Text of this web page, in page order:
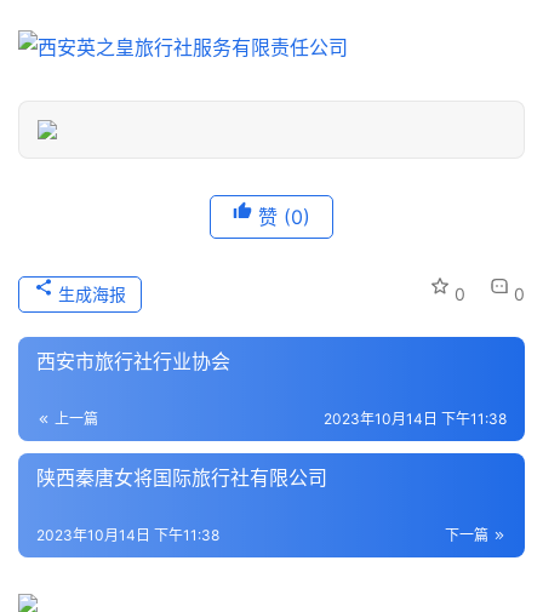
旅
信
息
化
导
之
家
地
活
登录 注册
赞 (0)
0 0
生成海报
西安市旅行社行业协会
上一篇 2023年10月14日 下午11:38
陕西秦唐女将国际旅行社有限公司
下一篇
2023年10月14日 下午11:38